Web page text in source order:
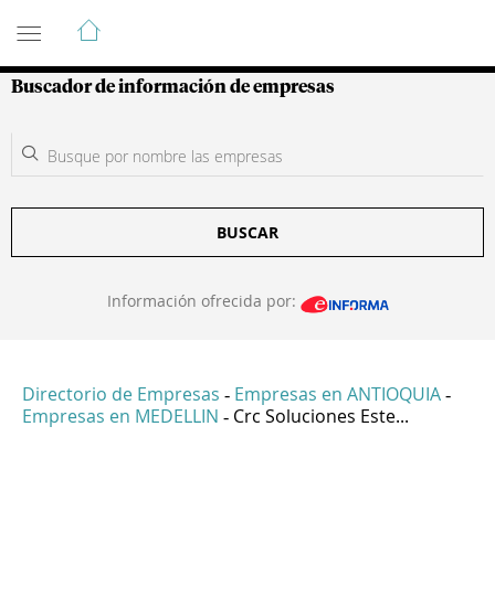
Guía de Empresas Colombianas
Buscador de información de empresas
BUSCAR
Información ofrecida por:
Directorio de Empresas - Empresas en ANTIOQUIA -
Empresas en MEDELLIN - Crc Soluciones Este...